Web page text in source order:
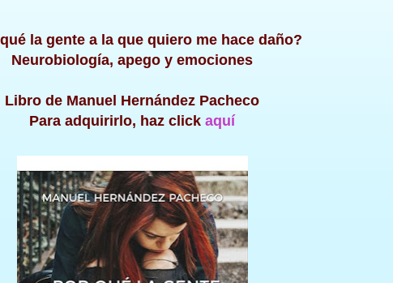
la gente a la que quiero me hace daño?
Neurobiología, apego y emociones
Libro de Manuel Hernández Pacheco
Para adquirirlo, haz click aquí